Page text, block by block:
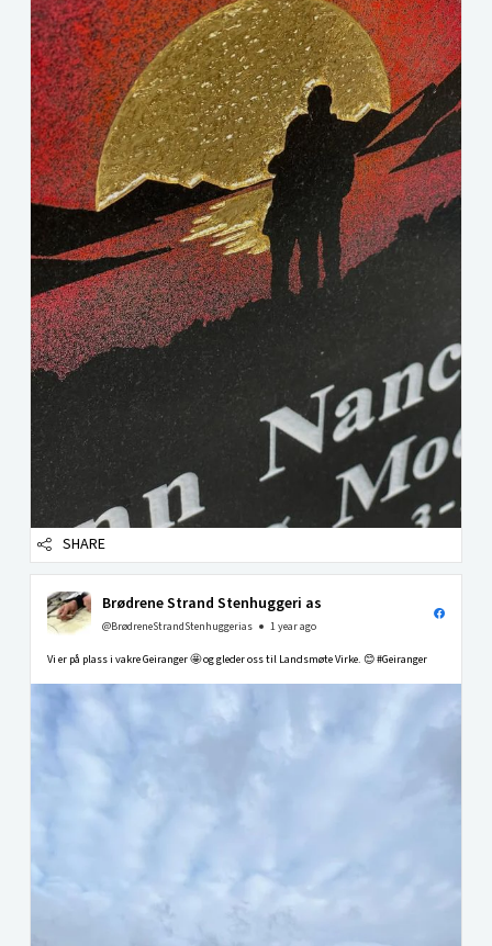
SHARE
Brødrene Strand Stenhuggeri as
@BrødreneStrandStenhuggerias 1 year ago
Vi er på plass i vakre Geiranger 🤩 og gleder oss til Landsmøte Virke. 😊 #Geiranger